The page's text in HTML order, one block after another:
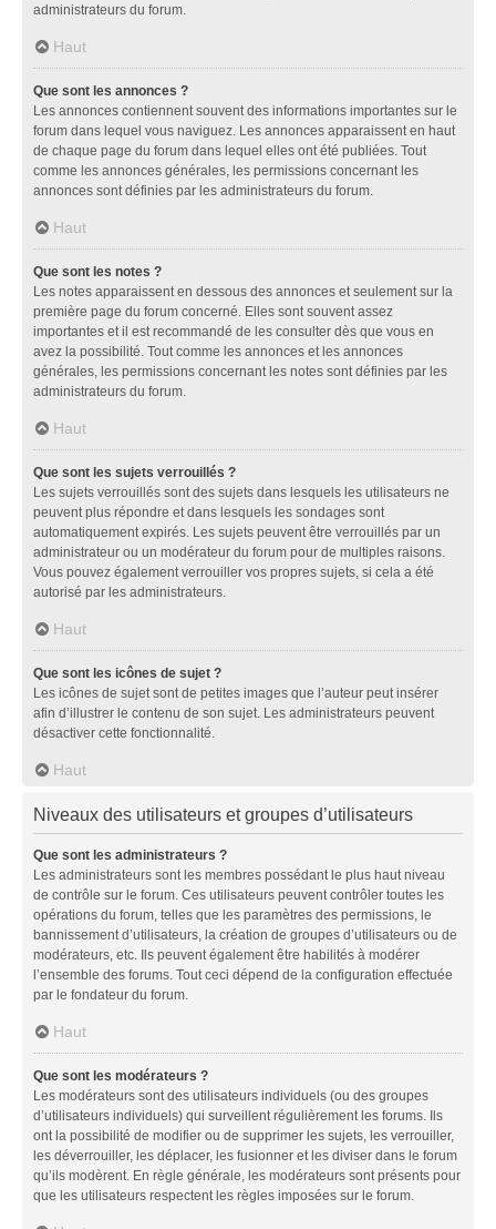
administrateurs du forum.
Haut
Que sont les annonces ?
Les annonces contiennent souvent des informations importantes sur le
forum dans lequel vous naviguez. Les annonces apparaissent en haut
de chaque page du forum dans lequel elles ont été publiées. Tout
comme les annonces générales, les permissions concernant les
annonces sont définies par les administrateurs du forum.
Haut
Que sont les notes ?
Les notes apparaissent en dessous des annonces et seulement sur la
première page du forum concerné. Elles sont souvent assez
importantes et il est recommandé de les consulter dès que vous en
avez la possibilité. Tout comme les annonces et les annonces
générales, les permissions concernant les notes sont définies par les
administrateurs du forum.
Haut
Que sont les sujets verrouillés ?
Les sujets verrouillés sont des sujets dans lesquels les utilisateurs ne
peuvent plus répondre et dans lesquels les sondages sont
automatiquement expirés. Les sujets peuvent être verrouillés par un
administrateur ou un modérateur du forum pour de multiples raisons.
Vous pouvez également verrouiller vos propres sujets, si cela a été
autorisé par les administrateurs.
Haut
Que sont les icônes de sujet ?
Les icônes de sujet sont de petites images que l’auteur peut insérer
afin d’illustrer le contenu de son sujet. Les administrateurs peuvent
désactiver cette fonctionnalité.
Haut
Niveaux des utilisateurs et groupes d’utilisateurs
Que sont les administrateurs ?
Les administrateurs sont les membres possédant le plus haut niveau
de contrôle sur le forum. Ces utilisateurs peuvent contrôler toutes les
opérations du forum, telles que les paramètres des permissions, le
bannissement d’utilisateurs, la création de groupes d’utilisateurs ou de
modérateurs, etc. Ils peuvent également être habilités à modérer
l’ensemble des forums. Tout ceci dépend de la configuration effectuée
par le fondateur du forum.
Haut
Que sont les modérateurs ?
Les modérateurs sont des utilisateurs individuels (ou des groupes
d’utilisateurs individuels) qui surveillent régulièrement les forums. Ils
ont la possibilité de modifier ou de supprimer les sujets, les verrouiller,
les déverrouiller, les déplacer, les fusionner et les diviser dans le forum
qu’ils modèrent. En règle générale, les modérateurs sont présents pour
que les utilisateurs respectent les règles imposées sur le forum.